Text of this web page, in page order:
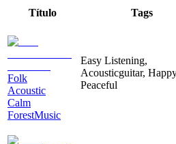
Título Tags
Folk
Acoustic
Calm
ForestMusic
Easy Listening,
Acousticguitar,
Peaceful